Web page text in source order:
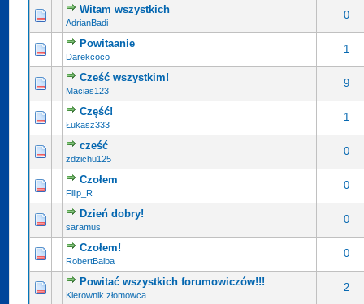
Witam wszystkich
AdrianBadi
0
Powitaanie
Darekcoco
1
Cześć wszystkim!
Macias123
9
Część!
Łukasz333
1
cześć
zdzichu125
0
Czołem
Filip_R
0
Dzień dobry!
saramus
0
Czołem!
RobertBalba
0
Powitać wszystkich forumowiczów!!!
Kierownik złomowca
2